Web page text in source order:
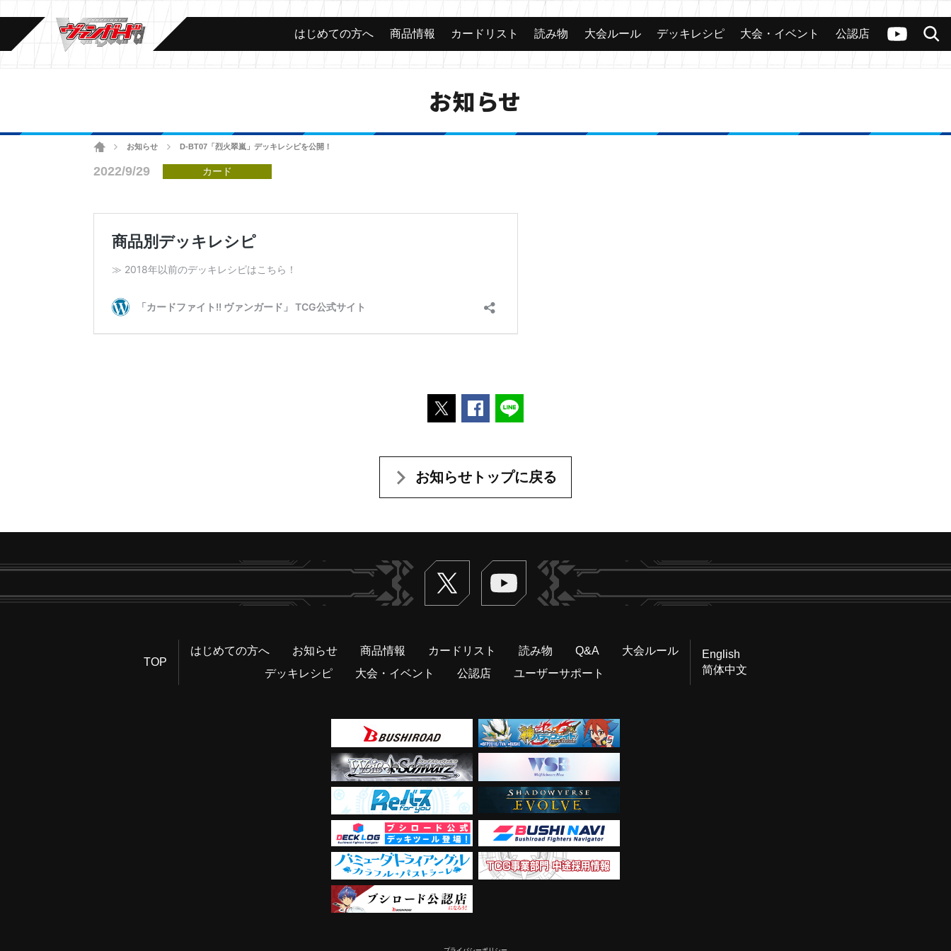
ヴァンガードch
検索
カード 大会 公認店舗 その他
はじめての方へ 商品情報 カードリスト 読み物 大会ルール デッキレシピ 大会・イベント 公認店
お知らせ
ホームお知らせ D-BT07「烈火翠嵐」デッキレシピを公開！
2022/9/29 カード
ポストするFacebookでシェアする
お知らせトップに戻る
Twitter ヴァンガードch
TOP
はじめての方へ お知らせ 商品情報 カードリスト 読み物 Q&A
大会ルール
デッキレシピ
大会・イベント 公認店 ユーザーサポート
English
简体中文